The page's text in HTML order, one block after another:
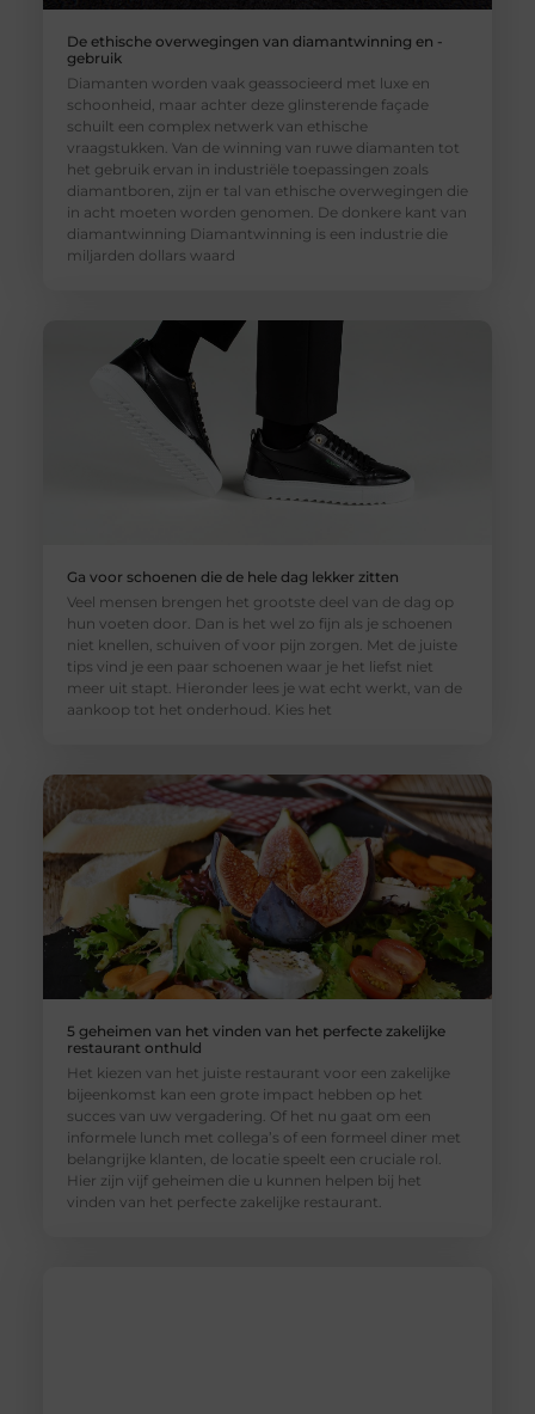
De ethische overwegingen van diamantwinning en -
gebruik
Diamanten worden vaak geassocieerd met luxe en
schoonheid, maar achter deze glinsterende façade
schuilt een complex netwerk van ethische
vraagstukken. Van de winning van ruwe diamanten tot
het gebruik ervan in industriële toepassingen zoals
diamantboren, zijn er tal van ethische overwegingen die
in acht moeten worden genomen. De donkere kant van
diamantwinning Diamantwinning is een industrie die
miljarden dollars waard
Ga voor schoenen die de hele dag lekker zitten
Veel mensen brengen het grootste deel van de dag op
hun voeten door. Dan is het wel zo fijn als je schoenen
niet knellen, schuiven of voor pijn zorgen. Met de juiste
tips vind je een paar schoenen waar je het liefst niet
meer uit stapt. Hieronder lees je wat echt werkt, van de
aankoop tot het onderhoud. Kies het
5 geheimen van het vinden van het perfecte zakelijke
restaurant onthuld
Het kiezen van het juiste restaurant voor een zakelijke
bijeenkomst kan een grote impact hebben op het
succes van uw vergadering. Of het nu gaat om een
informele lunch met collega’s of een formeel diner met
belangrijke klanten, de locatie speelt een cruciale rol.
Hier zijn vijf geheimen die u kunnen helpen bij het
vinden van het perfecte zakelijke restaurant.